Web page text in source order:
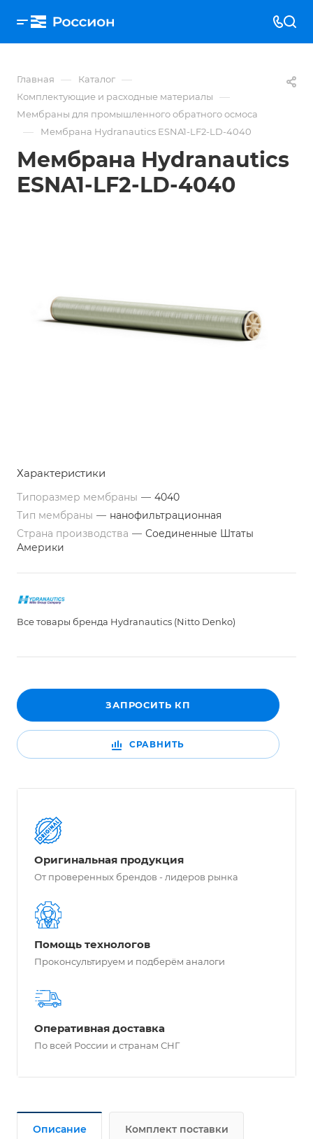
Главная — Каталог —
Комплектующие и расходные материалы —
Мембраны для промышленного обратного осмоса
— Мембрана Hydranautics ESNA1-LF2-LD-4040
Мембрана Hydranautics
ESNA1-LF2-LD-4040
Характеристики
Типоразмер мембраны — 4040
Тип мембраны — нанофильтрационная
Страна производства — Соединенные Штаты
Америки
Все товары бренда Hydranautics (Nitto Denko)
ЗАПРОСИТЬ КП
СРАВНИТЬ
Оригинальная продукция
От проверенных брендов - лидеров рынка
Помощь технологов
Проконсультируем и подберём аналоги
Оперативная доставка
По всей России и странам СНГ
Описание Комплект поставки